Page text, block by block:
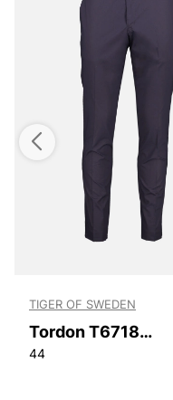
TIGER OF SWEDEN
Tordon T67187 209
44